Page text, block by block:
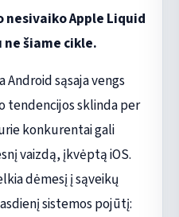
Apple Liquid
šiame cikle.
Android sąsaja vengs
tendencijos sklinda per
konkurentai gali
vaizdą, įkvėptą iOS.
dėmesį į sąveikų
sistemos pojūtį: